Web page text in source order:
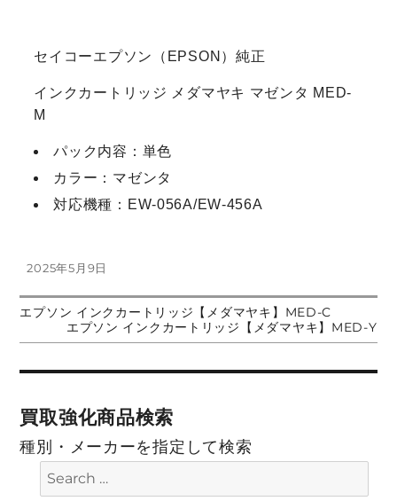
セイコーエプソン（EPSON）純正
インクカートリッジ メダマヤキ マゼンタ MED-
M
パック内容：単色
カラー：マゼンタ
対応機種：EW-056A/EW-456A
投
2025年5月9日
投
ビ
前
投
エプソン インクカートリッジ【メダマヤキ】MED-C
の
稿:
エプソン インクカートリッジ【メダマヤキ】MED-Y
買取強化商品検索
種別・メーカーを指定して検索